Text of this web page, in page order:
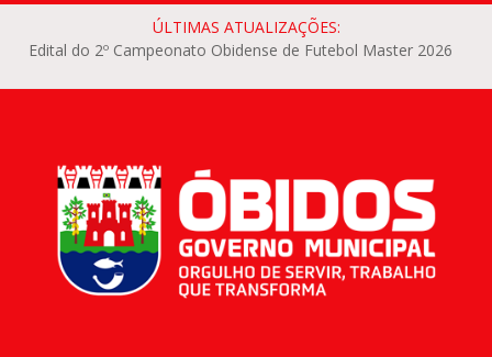
ÚLTIMAS ATUALIZAÇÕES:
Edital do 2º Campeonato Obidense de Futebol Master 2026